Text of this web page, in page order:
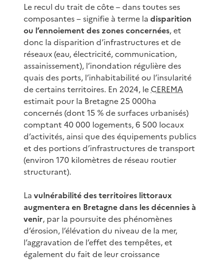
Le recul du trait de côte – dans toutes ses
composantes – signifie à terme la disparition
ou l’ennoiement des zones concernées, et
donc la disparition d’infrastructures et de
réseaux (eau, électricité, communication,
assainissement), l’inondation régulière des
quais des ports, l’inhabitabilité ou l’insularité
de certains territoires. En 2024, le CEREMA
estimait pour la Bretagne 25 000ha
concernés (dont 15 % de surfaces urbanisés)
comptant 40 000 logements, 6 500 locaux
d’activités, ainsi que des équipements publics
et des portions d’infrastructures de transport
(environ 170 kilomètres de réseau routier
structurant).
La vulnérabilité des territoires littoraux
augmentera en Bretagne dans les décennies à
venir, par la poursuite des phénomènes
d’érosion, l’élévation du niveau de la mer,
l’aggravation de l’effet des tempêtes, et
également du fait de leur croissance